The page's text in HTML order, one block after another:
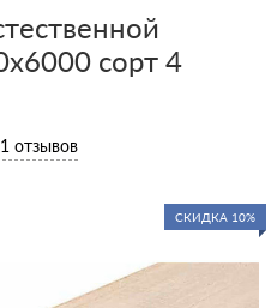
сорт 4
отзывов
СКИДКА 10%